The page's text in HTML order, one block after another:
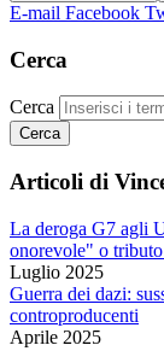
E-mail Facebook
Cerca
Cerca
Articoli di
La deroga G7 agli
onorevole" o tributo
Luglio 2025
Guerra dei dazi:
controproducenti
Aprile 2025